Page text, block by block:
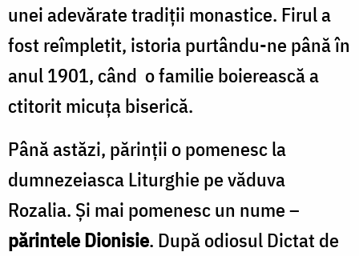
unei adevărate tradiţii monastice. Firul a
fost reîmpletit, istoria purtându-ne până în
anul 1901, când o familie boierească a
ctitorit micuţa biserică.
Până astăzi, părinţii o pomenesc la
dumnezeiasca Liturghie pe văduva
Rozalia. Şi mai pomenesc un nume –
părintele Dionisie. După odiosul Dictat de